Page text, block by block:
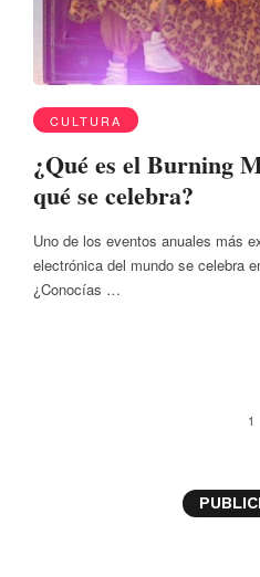
CULTURA
¿Qué es el Burning
qué se celebra?
Uno de los eventos anuales más
electrónica del mundo se celebra
¿Conocías …
1